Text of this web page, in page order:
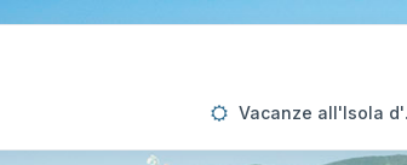
Vacanze all'Isola d'Elba